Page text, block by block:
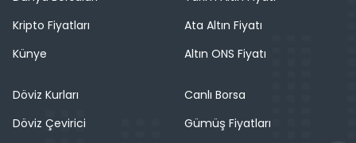
Kripto Fiyatları
Künye
Ata Altın Fiyatı
Altın ONS Fiyatı
Döviz Kurları
Döviz Çevirici
Canlı Borsa
Gümüş Fiyatları